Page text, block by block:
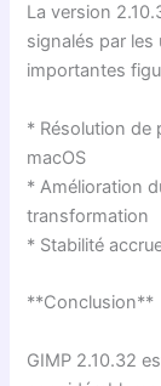
La version
signalés par les
importantes
* Résolution de
macOS
* Amélioration
transformation
* Stabilité
**Conclusion**
GIMP 2.10.32